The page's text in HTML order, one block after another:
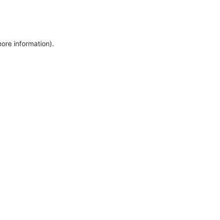
information).